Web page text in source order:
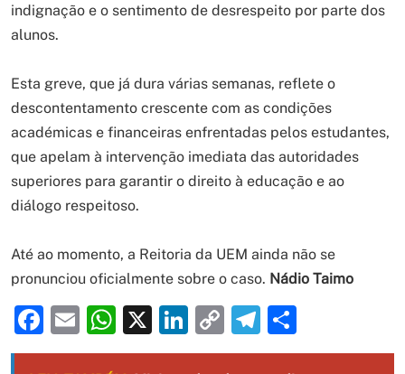
indignação e o sentimento de desrespeito por parte dos
alunos.
Esta greve, que já dura várias semanas, reflete o
descontentamento crescente com as condições
académicas e financeiras enfrentadas pelos estudantes,
que apelam à intervenção imediata das autoridades
superiores para garantir o direito à educação e ao
diálogo respeitoso.
Até ao momento, a Reitoria da UEM ainda não se
pronunciou oficialmente sobre o caso. Nádio Taimo
Facebook
EmailWhatsApp
X LinkedIn
Copy
Link
Telegram